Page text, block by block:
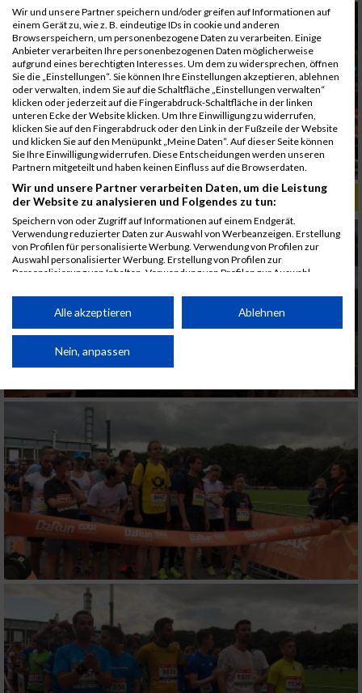
ALBUM B2RUN KÖLN / 05.09.2019
Wir und unsere Partner speichern und/oder greifen auf Informationen auf
einem Gerät zu, wie z. B. eindeutige IDs in cookie und anderen
Browserspeichern, um personenbezogene Daten zu verarbeiten. Einige
Anbieter verarbeiten Ihre personenbezogenen Daten möglicherweise
aufgrund eines berechtigten Interesses. Um dem zu widersprechen, öffnen
Sie die „Einstellungen“. Sie können Ihre Einstellungen akzeptieren, ablehnen
oder verwalten, indem Sie auf die Schaltfläche „Einstellungen verwalten“
klicken oder jederzeit auf die Fingerabdruck-Schaltfläche in der linken
unteren Ecke der Website klicken. Um Ihre Einwilligung zu widerrufen,
klicken Sie auf den Fingerabdruck oder den Link in der Fußzeile der Website
und klicken Sie auf den Menüpunkt „Meine Daten“. Auf dieser Seite können
Sie Ihre Einwilligung widerrufen. Diese Entscheidungen werden unseren
Partnern mitgeteilt und haben keinen Einfluss auf die Browserdaten.
Wir und unsere Partner verarbeiten Daten, um die Leistung
der Website zu analysieren und Folgendes zu tun:
Speichern von oder Zugriff auf Informationen auf einem Endgerät.
Verwendung reduzierter Daten zur Auswahl von Werbeanzeigen. Erstellung
von Profilen für personalisierte Werbung. Verwendung von Profilen zur
Auswahl personalisierter Werbung. Erstellung von Profilen zur
Personalisierung von Inhalten. Verwendung von Profilen zur Auswahl
Performance von Inhalten. Analyse von Zielgruppen durch Statistiken oder
Kombinationen von Daten aus verschiedenen Quellen. Entwicklung und
von Inhalten.
Daten können außerhalb der Europäischen Union weitergegeben und in die
Website/App.
Partnerliste anzeigen (1 IAB-Anbieter)
Wir nutzen Ihre Daten für folgende Zwecke:
IAB-Verarbeitungszwecke:
Speichern von oder Zugriff auf Informationen
auf einem Endgerät
Verwendung reduzierter Daten zur Auswahl
von Werbeanzeigen
Erstellung von Profilen für personalisierte
Werbung
Verwendung von Profilen zur Auswahl
personalisierter Werbung
Alle akzeptieren Ablehnen
Nein, anpassen